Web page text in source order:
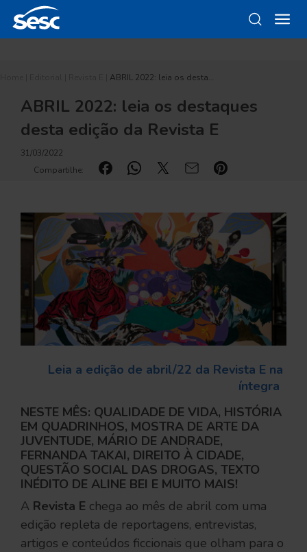
ABRIL 2022: leia os desta…
ABRIL 2022: leia os destaques
desta edição da Revista E
31/03/2022
Compartilhe:
Leia a edição de abril/22 da Revista E na
íntegra
NESTE MÊS: QUALIDADE DE VIDA, HISTÓRIA
EM QUADRINHOS, MOSTRA DE ARTE DA
JUVENTUDE, MÁRIO DE ANDRADE,
FERNANDA TAKAI, DIREITO À CIDADE,
QUESTÃO SOCIAL DAS DROGAS, TEXTO
INÉDITO DE ALINE BEI E MUITO MAIS!
A Revista E chega ao mês de abril com uma
edição repleta de reportagens, entrevistas,
artigos e conteúdos ficcionais que olham para o